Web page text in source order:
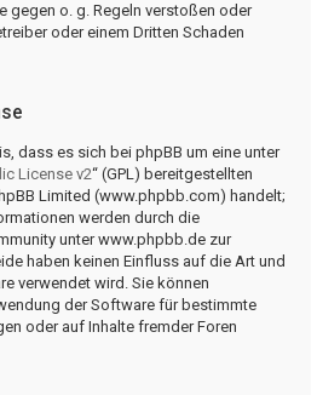
gegen o. g. Regeln verstoßen oder
oder einem Dritten Schaden
dass es sich bei phpBB um eine unter
License v2“ (GPL) bereitgestellten
Limited (www.phpbb.com) handelt;
werden durch die
unter www.phpbb.de zur
haben keinen Einfluss auf die Art und
verwendet wird. Sie können
der Software für bestimmte
oder auf Inhalte fremder Foren